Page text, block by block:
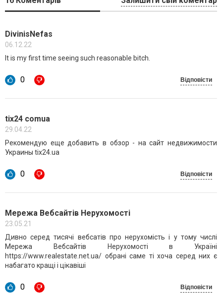
DivinisNefas
06.12.22
It is my first time seeing such reasonable bitch.
0 Відповісти
tix24 comua
29.04.22
Рекомендую еще добавить в обзор - на сайт недвижимости
Украины tix24.ua
0 Відповісти
Мережа Вебсайтів Нерухомості
23.05.21
Дивно серед тисячі вебсатів про нерухомість і у тому числі
Мережа Вебсайтів Нерухомості в Україні
https://www.realestate.net.ua/ обрані саме ті хоча серед них є
набагато кращі і цікавіші
0 Відповісти